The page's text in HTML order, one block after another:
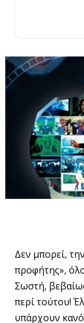
Δεν μπορεί,
προφήτης»,
Σωστή,
περί τούτου!
υπάρχουν